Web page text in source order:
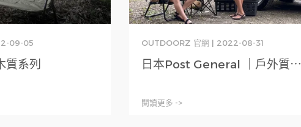
09-05
質系列
OUTDOORZ 官網 | 2022-08-31
日本Post General ｜戶外質⋯
閱讀更多 ->